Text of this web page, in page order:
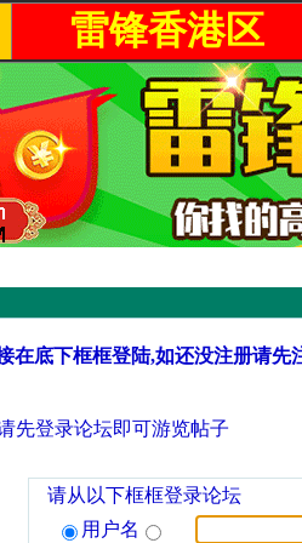
雷锋香港区
在底下框框登陆,如还没注册请先
先登录论坛即可游览帖子
请从以下框框登录论坛
用户名